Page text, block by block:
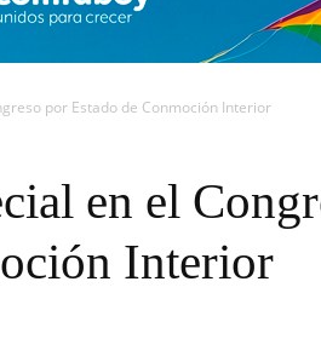
por Estado de Conmoción Interior
en el
Interior